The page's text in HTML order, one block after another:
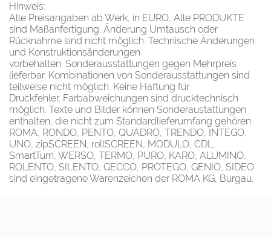
Hinweis:
Alle Preisangaben ab Werk, in EURO, Alle PRODUKTE
sind Maßanfertigung. Änderung Umtausch oder
Rücknahme sind nicht möglich. Technische Änderungen
und Konstruktionsänderungen
vorbehalten. Sonderausstattungen gegen Mehrpreis
lieferbar. Kombinationen von Sonderausstattungen sind
teilweise nicht möglich. Keine Haftung für
Druckfehler. Farbabweichungen sind drucktechnisch
möglich. Texte und Bilder können Sonderaustattungen
enthalten, die nicht zum Standardlieferumfang gehören.
ROMA, RONDO, PENTO, QUADRO, TRENDO, INTEGO,
UNO, zipSCREEN, rollSCREEN, MODULO, CDL,
SmartTurn, WERSO, TERMO, PURO, KARO, ALUMINO,
ROLENTO, SILENTO, GECCO, PROTEGO, GENIO, SIDEO
sind eingetragene Warenzeichen der ROMA KG, Burgau.